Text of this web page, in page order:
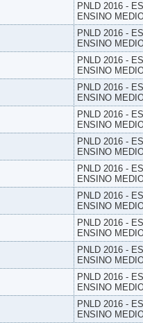
PNLD 2016 -
ENSINO
PNLD 2016 -
ENSINO
PNLD 2016 -
ENSINO
PNLD 2016 -
ENSINO
PNLD 2016 -
ENSINO
PNLD 2016 -
ENSINO
PNLD 2016 -
ENSINO
PNLD 2016 -
ENSINO
PNLD 2016 -
ENSINO
PNLD 2016 -
ENSINO
PNLD 2016 -
ENSINO
PNLD 2016 -
ENSINO